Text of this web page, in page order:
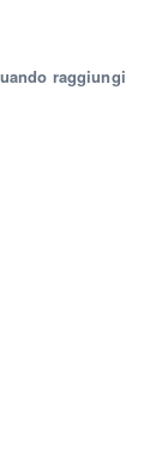
raggiungi